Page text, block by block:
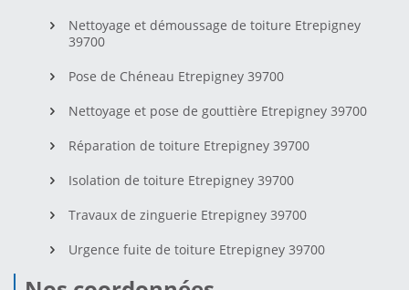
Nettoyage et démoussage de toiture Etrepigney
39700
Pose de Chéneau Etrepigney 39700
Nettoyage et pose de gouttière Etrepigney 39700
Réparation de toiture Etrepigney 39700
Isolation de toiture Etrepigney 39700
Travaux de zinguerie Etrepigney 39700
Urgence fuite de toiture Etrepigney 39700